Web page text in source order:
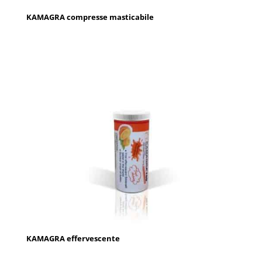
KAMAGRA compresse masticabile
KAMAGRA effervescente